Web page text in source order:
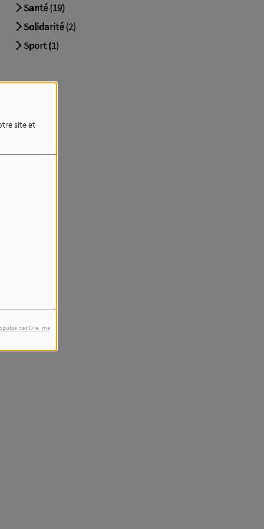
site et
par Orejime
Santé (19)
Solidarité (2)
Sport (1)